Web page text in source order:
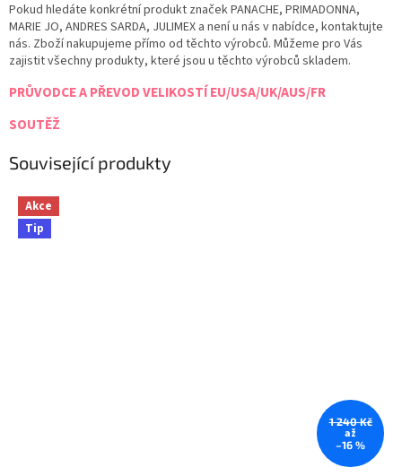
Pokud hledáte konkrétní produkt značek PANACHE, PRIMADONNA,
MARIE JO, ANDRES SARDA, JULIMEX a není u nás v nabídce, kontaktujte
nás. Zboží nakupujeme přímo od těchto výrobců. Můžeme pro Vás
zajistit všechny produkty, které jsou u těchto výrobců skladem.
PRŮVODCE A PŘEVOD VELIKOSTÍ EU/USA/UK/AUS/FR
SOUTĚŽ
Související produkty
Akce
Tip
1 240 Kč
až
–16 %